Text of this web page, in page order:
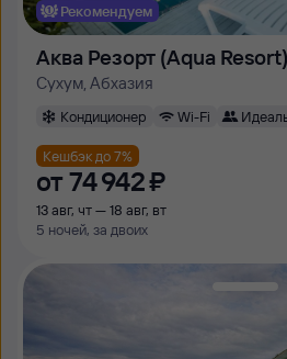
Рекомендуем
Аква Резорт (Aqua Resort)
Сухум, Абхазия
Кондиционер Wi-Fi
Кешбэк до 7%
от 74 ⁠942 ⁠₽
13 авг, чт — 18 авг, вт
5 ночей, за двоих